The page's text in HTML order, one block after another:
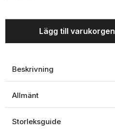
Lägg till varukorgen
Beskrivning
Allmänt
Storleksguide